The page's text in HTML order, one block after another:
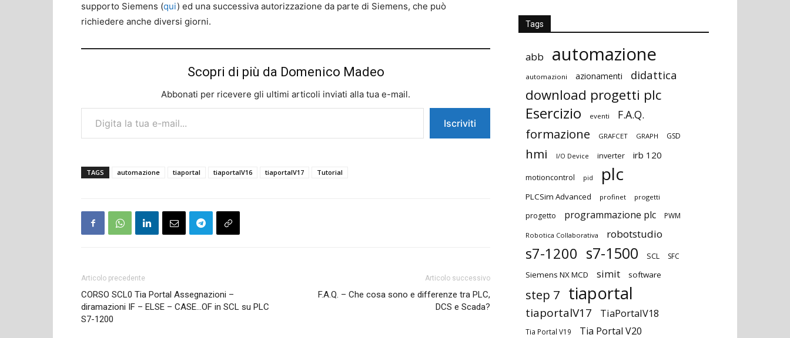
supporto Siemens (qui) ed una successiva autorizzazione da parte di Siemens, che può
richiedere anche diversi giorni.
Scopri di più da Domenico Madeo
Abbonati per ricevere gli ultimi articoli inviati alla tua e-mail.
Digita la tua e-mail...
Iscriviti
TAGS automazione tiaportal tiaportalV16 tiaportalV17 Tutorial
Articolo precedente
CORSO SCL0 Tia Portal Assegnazioni –
diramazioni IF – ELSE – CASE…OF in SCL su PLC
S7-1200
Articolo successivo
F.A.Q. – Che cosa sono e differenze tra PLC,
DCS e Scada?
Tags
abb automazione
automazioni azionamenti didattica
download progetti plc
Esercizio eventi F.A.Q.
formazione GRAFCET GRAPH GSD
hmi I/O Device inverter irb 120
motioncontrol pid plc
PLCSim Advanced profinet progetti
progetto programmazione plc PWM
Robotica Collaborativa robotstudio
s7-1200 s7-1500 SCL SFC
Siemens NX MCD simit software
step 7 tiaportal
tiaportalV17 TiaPortalV18
Tia Portal V19 Tia Portal V20